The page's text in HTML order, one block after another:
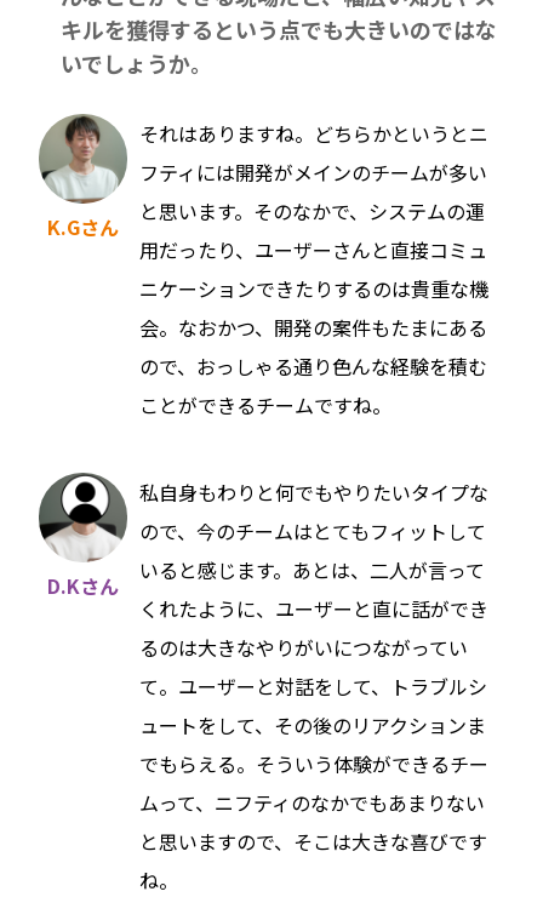
キルを獲得するという点でも大きいのではな
いでしょうか。
K.Gさん
それはありますね。どちらかというとニ
フティには開発がメインのチームが多い
と思います。そのなかで、システムの運
用だったり、ユーザーさんと直接コミュ
ニケーションできたりするのは貴重な機
会。なおかつ、開発の案件もたまにある
ので、おっしゃる通り色んな経験を積む
ことができるチームですね。
D.Kさん
私自身もわりと何でもやりたいタイプな
ので、今のチームはとてもフィットして
いると感じます。あとは、二人が言って
くれたように、ユーザーと直に話ができ
るのは大きなやりがいにつながってい
て。ユーザーと対話をして、トラブルシ
ュートをして、その後のリアクションま
でもらえる。そういう体験ができるチー
ムって、ニフティのなかでもあまりない
と思いますので、そこは大きな喜びです
ね。